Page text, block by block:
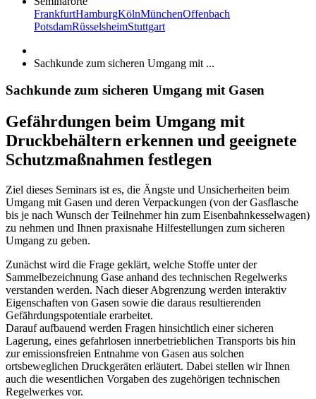
FrankfurtHamburgKölnMünchenOffenbach
PotsdamRüsselsheimStuttgart
Sachkunde zum sicheren Umgang mit ...
Sachkunde zum sicheren Umgang mit Gasen
Gefährdungen beim Umgang mit
Druckbehältern erkennen und geeignete
Schutzmaßnahmen festlegen
Ziel dieses Seminars ist es, die Ängste und Unsicherheiten beim
Umgang mit Gasen und deren Verpackungen (von der Gasflasche
bis je nach Wunsch der Teilnehmer hin zum Eisenbahnkesselwagen)
zu nehmen und Ihnen praxisnahe Hilfestellungen zum sicheren
Umgang zu geben.
Zunächst wird die Frage geklärt, welche Stoffe unter der
Sammelbezeichnung Gase anhand des technischen Regelwerks
verstanden werden. Nach dieser Abgrenzung werden interaktiv
Eigenschaften von Gasen sowie die daraus resultierenden
Gefährdungspotentiale erarbeitet.
Darauf aufbauend werden Fragen hinsichtlich einer sicheren
Lagerung, eines gefahrlosen innerbetrieblichen Transports bis hin
zur emissionsfreien Entnahme von Gasen aus solchen
ortsbeweglichen Druckgeräten erläutert. Dabei stellen wir Ihnen
auch die wesentlichen Vorgaben des zugehörigen technischen
Regelwerkes vor.